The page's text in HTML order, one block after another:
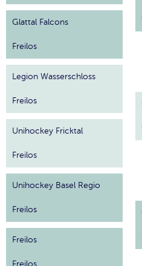
Glattal Falcons
Freilos
Legion Wasserschloss
Freilos
Unihockey Fricktal
Freilos
Unihockey Basel Regio
Freilos
Freilos
Freilos